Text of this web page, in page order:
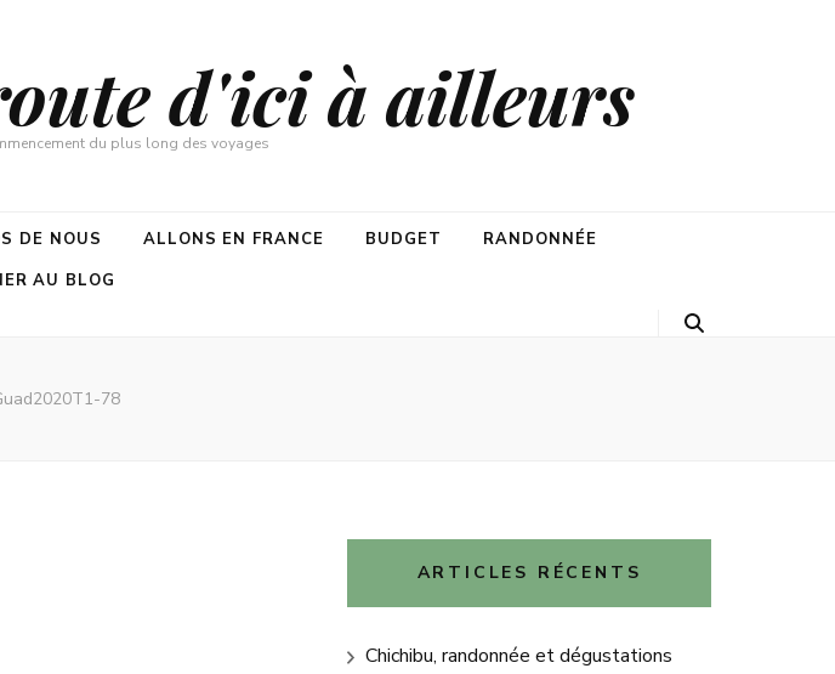
d'ici à ailleurs
du plus long des voyages
DE NOUS ALLONS EN FRANCE BUDGET
RANDONNÉE
AU BLOG
78
ARTICLES RÉCENTS
Chichibu, randonnée et dégustations